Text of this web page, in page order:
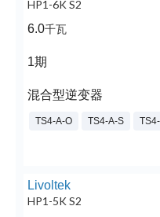
HP1-6K S2
6.0千瓦
1期
混合型逆变器
TS4-A-O TS4-A-S
Livoltek
HP1-5K S2